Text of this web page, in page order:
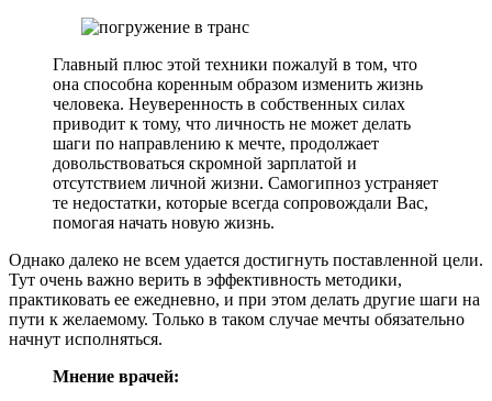
Главный плюс этой техники пожалуй в том, что
она способна коренным образом изменить жизнь
человека. Неуверенность в собственных силах
приводит к тому, что личность не может делать
шаги по направлению к мечте, продолжает
довольствоваться скромной зарплатой и
отсутствием личной жизни. Самогипноз устраняет
те недостатки, которые всегда сопровождали Вас,
помогая начать новую жизнь.
Однако далеко не всем удается достигнуть поставленной цели.
Тут очень важно верить в эффективность методики,
практиковать ее ежедневно, и при этом делать другие шаги на
пути к желаемому. Только в таком случае мечты обязательно
начнут исполняться.
Мнение врачей: